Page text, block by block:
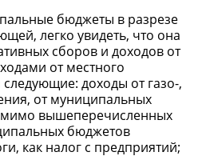
бюджеты в разрезе
легко увидеть, что она
сборов и доходов от
от местного
доходы от газо-,
от муниципальных
вышеперечисленных
бюджетов
как налог с предприятий;